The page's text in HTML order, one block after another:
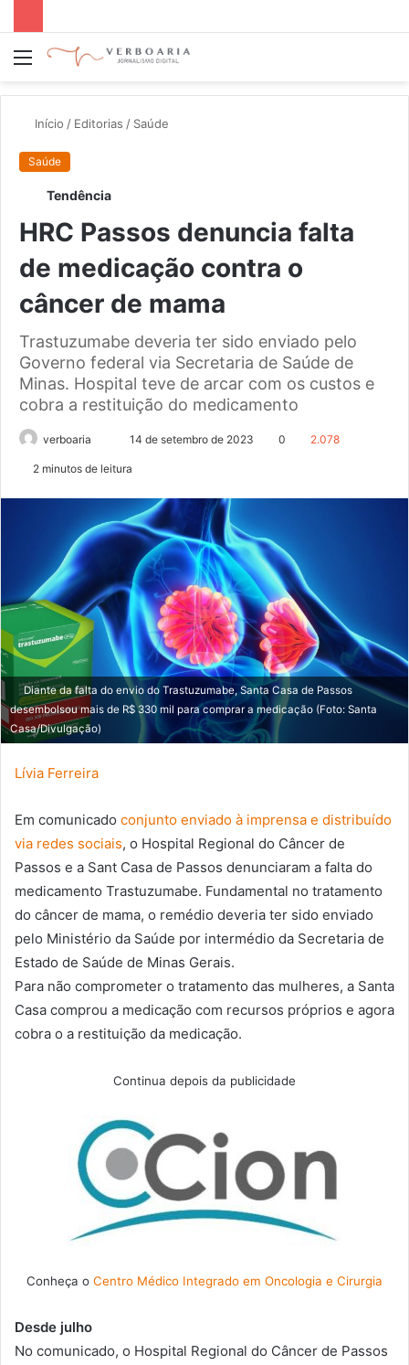
Menu
Início / Editorias / Saúde
Saúde
Tendência
HRC Passos denuncia falta
de medicação contra o
câncer de mama
Trastuzumabe deveria ter sido enviado pelo
Governo federal via Secretaria de Saúde de
Minas. Hospital teve de arcar com os custos e
cobra a restituição do medicamento
verboaria
e
e
-
m
i
14 de setembro de 2023 0 2.078
2 minutos de leitura
Diante da falta do envio do Trastuzumabe, Santa Casa de Passos
desembolsou mais de R$ 330 mil para comprar a medicação (Foto: Santa
Casa/Divulgação)
Lívia Ferreira
Em comunicado conjunto enviado à imprensa e distribuído
via redes sociais, o Hospital Regional do Câncer de
Passos e a Sant Casa de Passos denunciaram a falta do
medicamento Trastuzumabe. Fundamental no tratamento
do câncer de mama, o remédio deveria ter sido enviado
pelo Ministério da Saúde por intermédio da Secretaria de
Estado de Saúde de Minas Gerais.
Para não comprometer o tratamento das mulheres, a Santa
Casa comprou a medicação com recursos próprios e agora
cobra o a restituição da medicação.
Continua depois da publicidade
Conheça o Centro Médico Integrado em Oncologia e Cirurgia
Desde julho
No comunicado, o Hospital Regional do Câncer de Passos